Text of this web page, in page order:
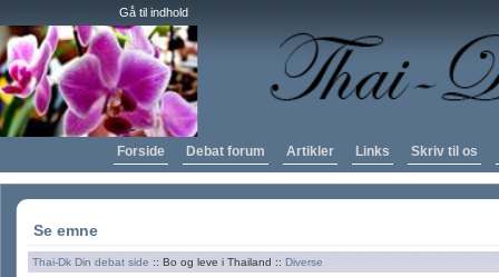
Gå til indhold
Forside Debat forum Artikler Links Skriv til os
Se emne
Thai-Dk Din debat side :: Bo og leve i Thailand :: Diverse